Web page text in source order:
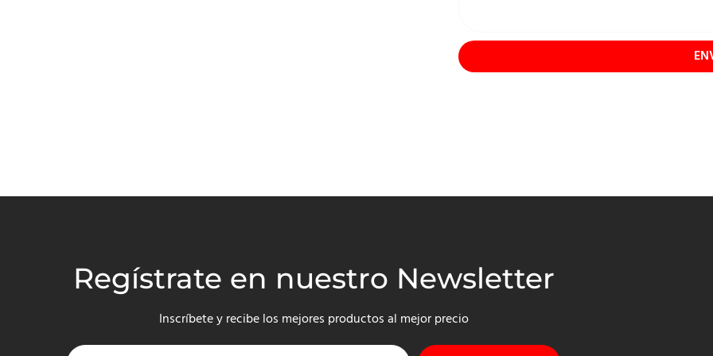
Regístrate en nuestro Newsletter
Inscríbete y recibe los mejores productos al mejor precio